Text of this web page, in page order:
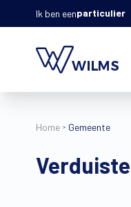
Ik ben eenparticulier
Home Gemeente